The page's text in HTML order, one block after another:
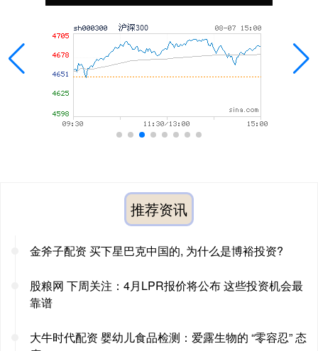
推荐资讯
金斧子配资 买下星巴克中国的, 为什么是博裕投资?
股粮网 下周关注：4月LPR报价将公布 这些投资机会最
靠谱
大牛时代配资 婴幼儿食品检测：爱露生物的 “零容忍” 态